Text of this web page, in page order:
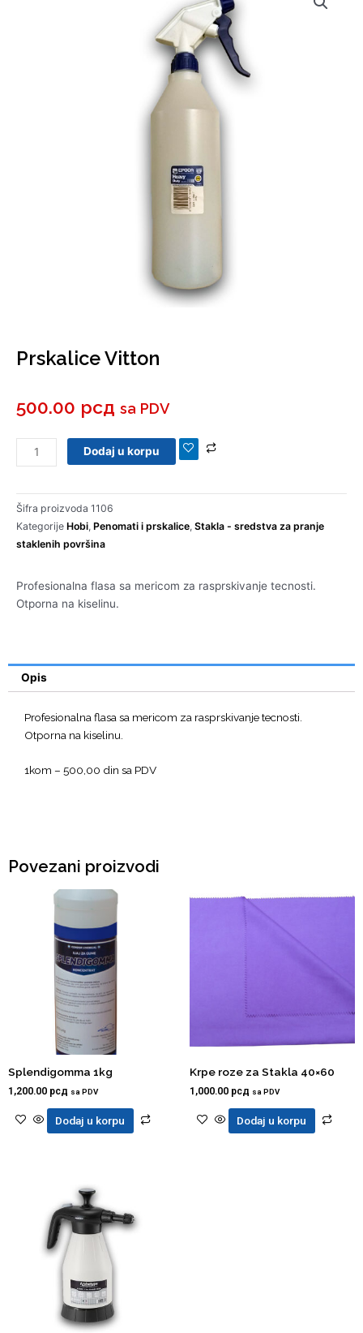
Prskalice Vitton
500.00 рсд sa PDV
Prskalice
Vitton
Dodaj u korpu
Šifra proizvoda 1106
Kategorije Hobi, Penomati i prskalice, Stakla - sredstva za pranje
staklenih površina
Profesionalna flasa sa mericom za rasprskivanje tecnosti.
Otporna na kiselinu.
Opis
Profesionalna flasa sa mericom za rasprskivanje tecnosti.
Otporna na kiselinu.
1kom – 500,00 din sa PDV
Povezani proizvodi
Splendigomma 1kg
1,200.00 рсд sa PDV
Dodaj u korpu
Krpe roze za Stakla 40×60
1,000.00 рсд sa PDV
Dodaj u korpu